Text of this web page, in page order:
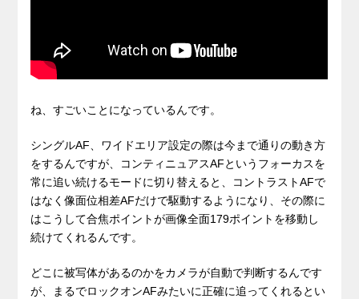
ね、すごいことになっているんです。
シングルAF、ワイドエリア設定の際は今まで通りの動き方
をするんですが、コンティニュアスAFというフォーカスを
常に追い続けるモードに切り替えると、コントラストAFで
はなく像面位相差AFだけで駆動するようになり、その際に
はこうして合焦ポイントが画像全面179ポイントを移動し
続けてくれるんです。
どこに被写体があるのかをカメラが自動で判断するんです
が、まるでロックオンAFみたいに正確に追ってくれるとい